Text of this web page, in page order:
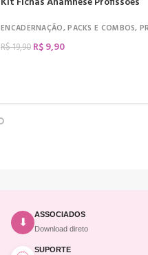
ENCADERNAÇÃO,PACKS E COMBOS,
R$19,90 R$9,90
⬇
ASSOCIADOS
Download direto
SUPORTE